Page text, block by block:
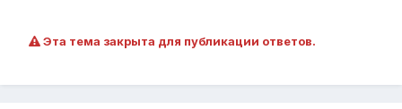
Эта тема закрыта для публикации ответов.